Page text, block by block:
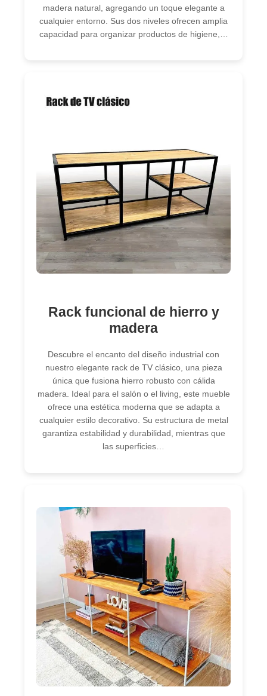
madera natural, agregando un toque elegante a
cualquier entorno. Sus dos niveles ofrecen amplia
capacidad para organizar productos de higiene,…
Rack funcional de hierro y
madera
Descubre el encanto del diseño industrial con
nuestro elegante rack de TV clásico, una pieza
única que fusiona hierro robusto con cálida
madera. Ideal para el salón o el living, este mueble
ofrece una estética moderna que se adapta a
cualquier estilo decorativo. Su estructura de metal
garantiza estabilidad y durabilidad, mientras que
las superficies…